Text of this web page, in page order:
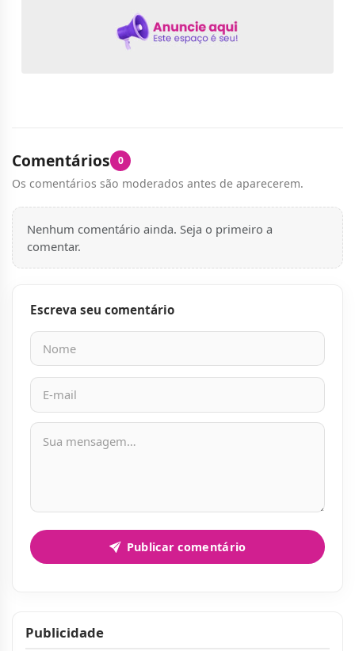
Comentários 0
Os comentários são moderados antes de aparecerem.
Nenhum comentário ainda. Seja o primeiro a
comentar.
Escreva seu comentário
Nome
E-mail
Mensagem
Publicar comentário
Publicidade